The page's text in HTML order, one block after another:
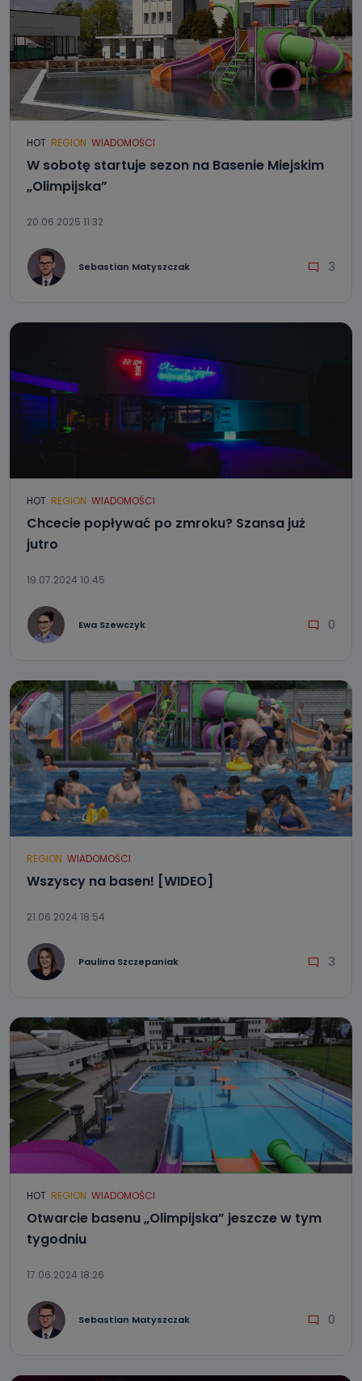
HOT REGION WIADOMOŚCI
W sobotę startuje sezon na Basenie Miejskim
„Olimpijska”
20.06.2025 11:32
Sebastian Matyszczak 3
HOT REGION WIADOMOŚCI
Chcecie popływać po zmroku? Szansa już
jutro
19.07.2024 10:45
Ewa Szewczyk 0
REGION WIADOMOŚCI
Wszyscy na basen! [WIDEO]
21.06.2024 18:54
Paulina Szczepaniak 3
HOT REGION WIADOMOŚCI
Otwarcie basenu „Olimpijska” jeszcze w tym
tygodniu
17.06.2024 18:26
Sebastian Matyszczak 0